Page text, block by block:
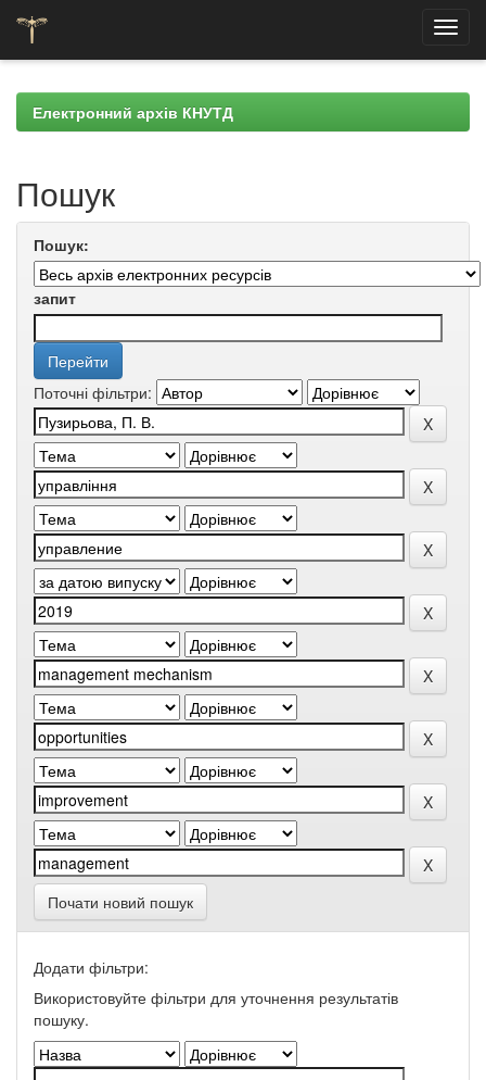
navigationЕлектронний архів КНУТД
Пошук
Пошук:
запит
Поточні фільтри:
Почати новий пошук
Додати фільтри:
Використовуйте фільтри для уточнення результатів
пошуку.